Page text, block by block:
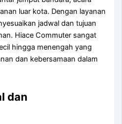
luar kota. Dengan layanan
jadwal dan tujuan
Hiace Commuter sangat
hingga menengah yang
dan kebersamaan dalam
dan